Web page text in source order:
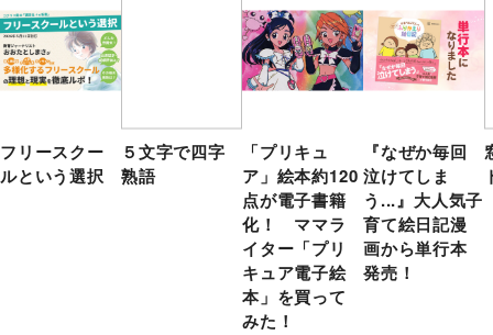
フリースクー
ルという選択
５文字で四字
熟語
「プリキュ
ア」絵本約120
点が電子書籍
化！ ママラ
イター「プリ
キュア電子絵
本」を買って
みた！
『なぜか毎回
泣けてしま
う...』大人気子
育て絵日記漫
画から単行本
発売！